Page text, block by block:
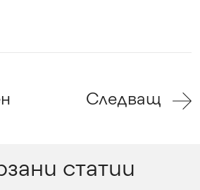
Следващ
статии